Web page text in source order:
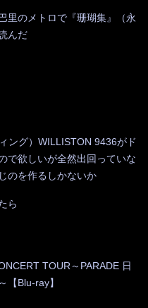
のメトロで『珊瑚集』（永
んだ
ング）WILLISTON 9436がド
で欲しいが全然出回っていな
のを作るしかないか
ら
TOUR～PARADE 日
【Blu-ray】